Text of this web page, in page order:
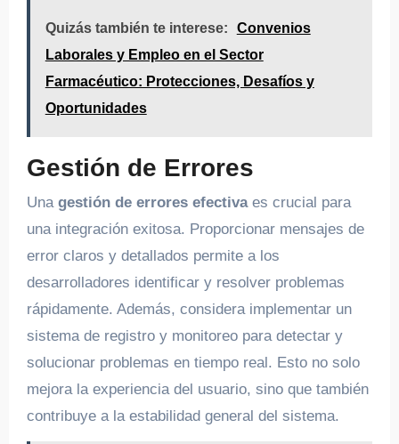
Quizás también te interese:
Convenios
Laborales y Empleo en el Sector
Farmacéutico: Protecciones, Desafíos y
Oportunidades
Gestión de Errores
Una gestión de errores efectivaes crucial para
una integración exitosa. Proporcionar mensajes de
error claros y detallados permite a los
desarrolladores identificar y resolver problemas
rápidamente. Además, considera implementar un
sistema de registro y monitoreo para detectar y
solucionar problemas en tiempo real. Esto no solo
mejora la experiencia del usuario, sino que también
contribuye a la estabilidad general del sistema.